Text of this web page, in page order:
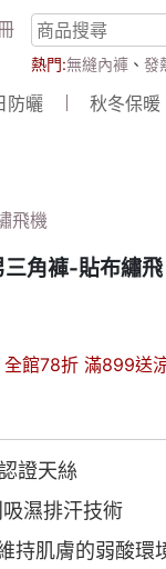
熱門:無縫內褲 、 發
防曬 秋冬保暖
飛機
角褲-貼布繡飛
全館78折 滿899送
證天絲
濕排汗技術
持肌膚的弱酸環